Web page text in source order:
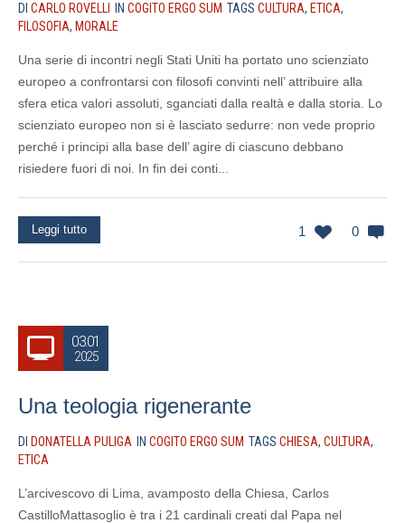
DI CARLO ROVELLI IN COGITO ERGO SUM TAGS CULTURA, ETICA,
FILOSOFIA, MORALE
Una serie di incontri negli Stati Uniti ha portato uno scienziato
europeo a confrontarsi con filosofi convinti nell’ attribuire alla
sfera etica valori assoluti, sganciati dalla realtà e dalla storia. Lo
scienziato europeo non si è lasciato sedurre: non vede proprio
perché i principi alla base dell’ agire di ciascuno debbano
risiedere fuori di noi. In fin dei conti...
1 0
Leggi tutto
03.01
2025
Una teologia rigenerante
DI DONATELLA PULIGA IN COGITO ERGO SUM TAGS CHIESA, CULTURA,
ETICA
L’arcivescovo di Lima, avamposto della Chiesa, Carlos
CastilloMattasoglio è tra i 21 cardinali creati dal Papa nel